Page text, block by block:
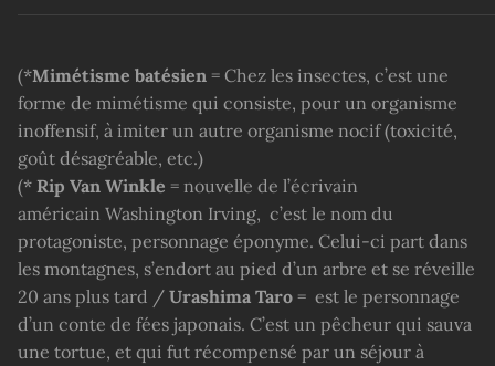
(*Mimétisme batésien = Chez les insectes, c’est une
forme de mimétisme qui consiste, pour un organisme
inoffensif, à imiter un autre organisme nocif (toxicité,
goût désagréable, etc.)
(* Rip Van Winkle = nouvelle de l’écrivain
américain Washington Irving, c’est le nom du
protagoniste, personnage éponyme. Celui-ci part dans
les montagnes, s’endort au pied d’un arbre et se réveille
20 ans plus tard / Urashima Taro = est le personnage
d’un conte de fées japonais. C’est un pêcheur qui sauva
une tortue, et qui fut récompensé par un séjour à